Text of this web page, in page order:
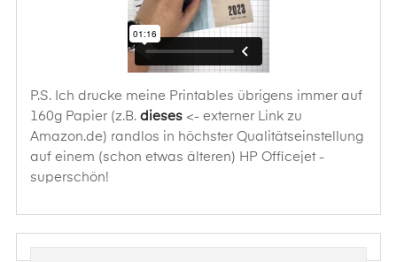
P.S. Ich drucke meine Printables übrigens immer auf
160g Papier (z.B. dieses <- externer Link zu
Amazon.de) randlos in höchster Qualitätseinstellung
auf einem (schon etwas älteren) HP Officejet -
superschön!